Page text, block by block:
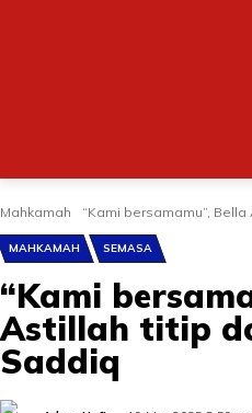
Mahkamah “Kami bersamamu”,
MAHKAMAH SEMASA
“Kami
Astillah titip
Saddiq